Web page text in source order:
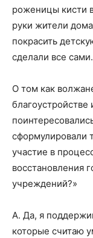
роженицы кисти
руки жители
покрасить
сделали все
О том как
сформулировали
участие в
восстановления
учреждений?»
А. Да, я
которые считаю